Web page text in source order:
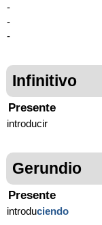
-
-
-
Infinitivo
Presente
introducir
Gerundio
Presente
introduciendo